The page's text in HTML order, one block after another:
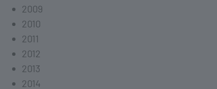
2009
2010
2011
2012
2013
2014